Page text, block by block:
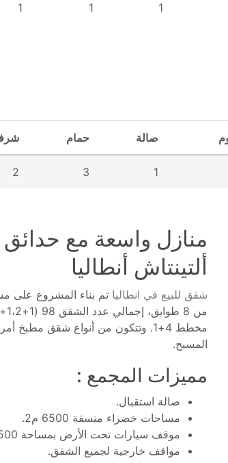
1
1
1
صالة حمام
1
3
2
منازل واسعة مع
ألتينتاش أنطاليا
شقق للبيع في انطاليا
مخطط 4+1. وتتكون من أنواع شقق
المسبح.
مميزات المجمع :
صالة استقبال.
مساحات خضراء منسقة 6500 م2.
موقف سيارات تحت الأرض بمساحة 6500 م2.
مواقف خارجية لجميع الشقق.